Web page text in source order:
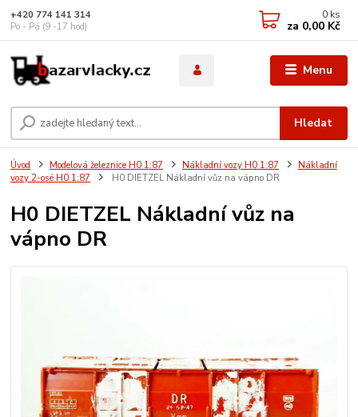
Menu
Hledat
+420 774 141 314
Po - Pá (9 -17 hod)
0 ks
za 0,00 Kč
Úvod Modelová železnice H0 1:87 Nákladní vozy H0 1:87
Nákladní
vozy 2-osé H0 1:87
H0 DIETZEL Nákladní vůz na vápno DR
H0 DIETZEL Nákladní vůz na
vápno DR